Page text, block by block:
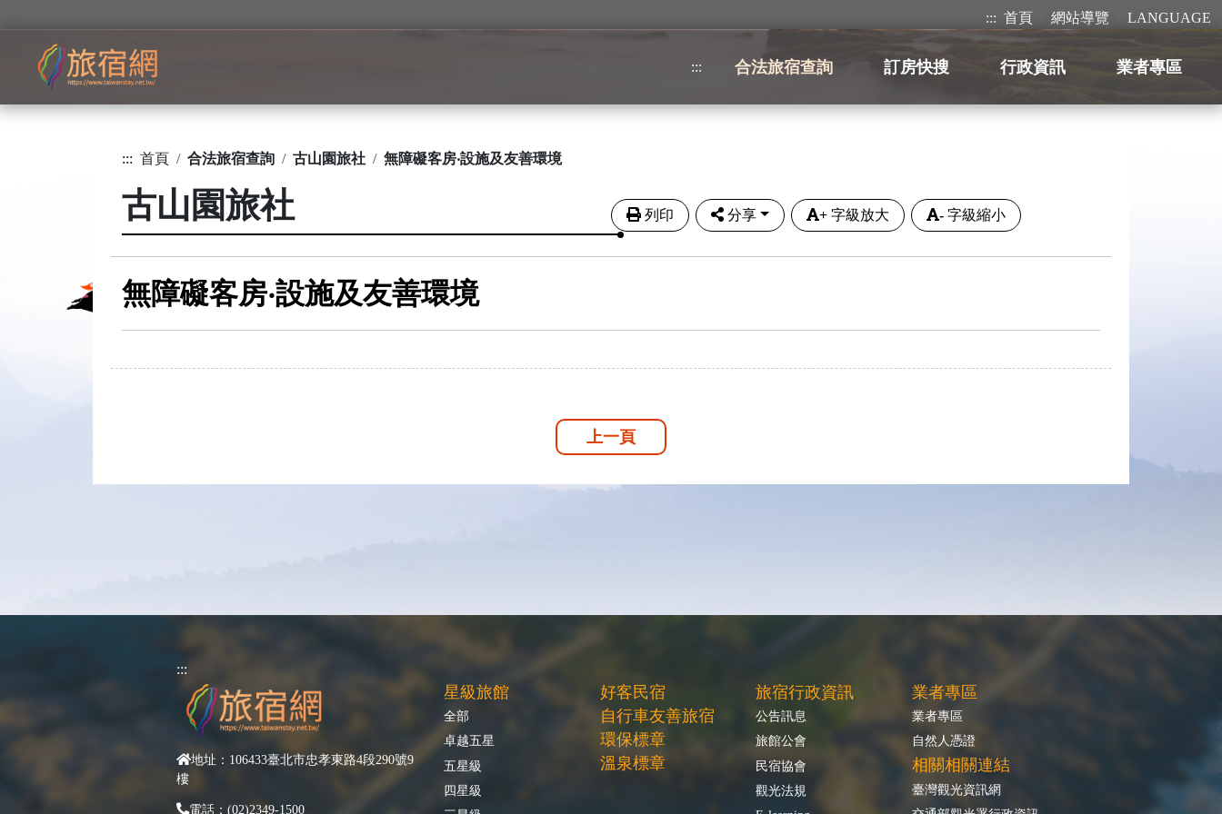
::: 首頁 網站導覽 LANGUAGE
::: 合法旅宿查詢 訂房快搜 行政資訊 業者專區
::: 首頁 合法旅宿查詢 古山園旅社 無障礙客房‧設施及友善環境
古山園旅社 列印 分享 + 字級放大 - 字級縮小
無障礙客房‧設施及友善環境
上一頁
:::
地址：106433臺北市忠孝東路4段290號9
樓
電話：(02)2349-1500
星級旅館
全部
卓越五星
五星級
四星級
好客民宿
自行車友善旅宿
環保標章
溫泉標章
旅宿行政資訊
公告訊息
旅館公會
民宿協會
觀光法規
業者專區
業者專區
自然人憑證
相關相關連結
臺灣觀光資訊網